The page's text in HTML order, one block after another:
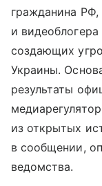
гражданина РФ,
и
создающих
Украины.
результаты
из открытых
в сообщении,
ведомства.